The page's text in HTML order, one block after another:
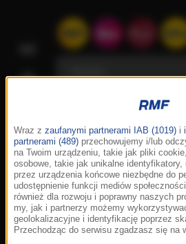
Wraz z zaufanymi partnerami IAB (1019) i
partnerami (489) przechowujemy i/lub
na Twoim urządzeniu, takie jak pliki
osobowe, takie jak unikalne identyfikatory,
przez urządzenia końcowe niezbędne do
udostępnienie funkcji mediów
również dla rozwoju i poprawny naszych
my, jak i partnerzy możemy
geolokalizacyjne i identyfikację poprzez
Przechodząc do serwisu zgadzasz się na